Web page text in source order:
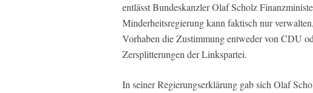
entlässt Bundeskanzler Olaf Scholz
Minderheitsregierung kann faktisch nur
Vorhaben die Zustimmung entweder von CDU
Zersplitterungen der Linkspartei.
In seiner Regierungserklärung gab sich Olaf